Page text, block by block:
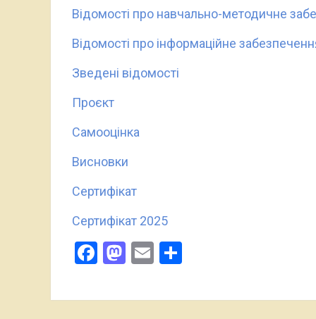
Відомості про навчально-методичне
Відомості про інформаційне
Зведені відомості
Проєкт
Самооцінка
Висновки
Сертифікат
Сертифікат 2025
Facebook
Mastodon
Email